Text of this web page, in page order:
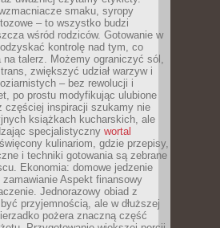
wzmacniacze smaku, syropy
– to wszystko budzi
wśród rodziców. Gotowanie w
kontrolę nad tym, co
na talerz. Możemy ograniczyć sól,
zwiększyć udział warzyw i
– bez rewolucji i
po prostu modyfikując ulubione
częściej inspiracji szukamy nie
książkach kucharskich, ale
specjalistyczny wortal
kulinariom, gdzie przepisy,
i techniki gotowania są zebrane
Ekonomia: domowe jedzenie
zamawianie Aspekt finansowy
Jednorazowy obiad z
przyjemnością, ale w dłuższej
pożera znaczną część